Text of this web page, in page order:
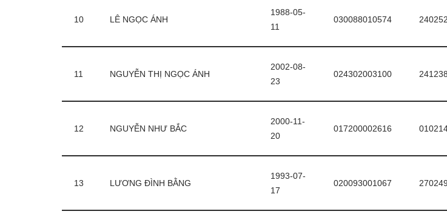
10 LÊ NGỌC ÁNH
1988-05-
11
030088010574
11 NGUYỄN THỊ NGỌC ÁNH
2002-08-
23
024302003100
12 NGUYỄN NHƯ BẮC
2000-11-
20
017200002616
13 LƯƠNG ĐÌNH BẰNG
1993-07-
17
020093001067